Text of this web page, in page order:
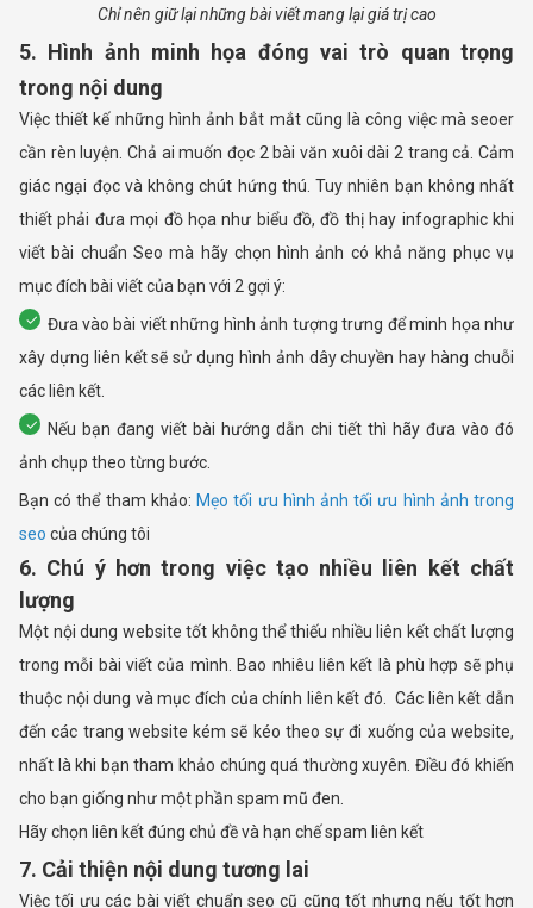
Chỉ nên giữ lại những bài viết mang lại giá trị cao
5. Hình ảnh minh họa đóng vai trò quan trọng
trong nội dung
Việc thiết kế những hình ảnh bắt mắt cũng là công việc mà seoer
cần rèn luyện. Chả ai muốn đọc 2 bài văn xuôi dài 2 trang cả. Cảm
giác ngại đọc và không chút hứng thú. Tuy nhiên bạn không nhất
thiết phải đưa mọi đồ họa như biểu đồ, đồ thị hay infographic khi
viết bài chuẩn Seo mà hãy chọn hình ảnh có khả năng phục vụ
mục đích bài viết của bạn với 2 gợi ý:
Đưa vào bài viết những hình ảnh tượng trưng để minh họa như
xây dựng liên kết sẽ sử dụng hình ảnh dây chuyền hay hàng chuỗi
các liên kết.
Nếu bạn đang viết bài hướng dẫn chi tiết thì hãy đưa vào đó
ảnh chụp theo từng bước.
Bạn có thể tham khảo:Mẹo tối ưu hình ảnh tối ưu hình ảnh trong
seo của chúng tôi
6. Chú ý hơn trong việc tạo nhiều liên kết chất
lượng
Một nội dung website tốt không thể thiếu nhiều liên kết chất lượng
trong mỗi bài viết của mình. Bao nhiêu liên kết là phù hợp sẽ phụ
thuộc nội dung và mục đích của chính liên kết đó. Các liên kết dẫn
đến các trang website kém sẽ kéo theo sự đi xuống của website,
nhất là khi bạn tham khảo chúng quá thường xuyên. Điều đó khiến
cho bạn giống như một phần spam mũ đen.
Hãy chọn liên kết đúng chủ đề và hạn chế spam liên kết
7. Cải thiện nội dung tương lai
Việc tối ưu các bài viết chuẩn seo cũ cũng tốt nhưng nếu tốt hơn